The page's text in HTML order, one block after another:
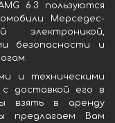
6.3 пользуются
Мерседес-
электроникой,
безопасности и
и техническими
доставкой его в
взять в аренду
предлагаем Вам